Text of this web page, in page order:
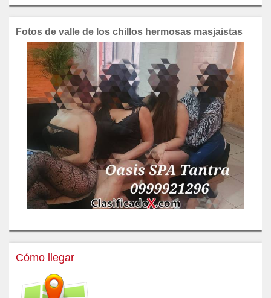
Fotos de valle de los chillos hermosas masjaistas
Cómo llegar